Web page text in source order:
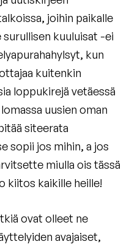
joihin paikalle
surullisen kuuluisat -ei
kun
kuitenkin
loppukirejä vetäessä
uusien oman
siteerata
sopii jos mihin, a jos
miulla ois tässä
kiitos kaikille heille!
ovat olleet ne
avajaiset,